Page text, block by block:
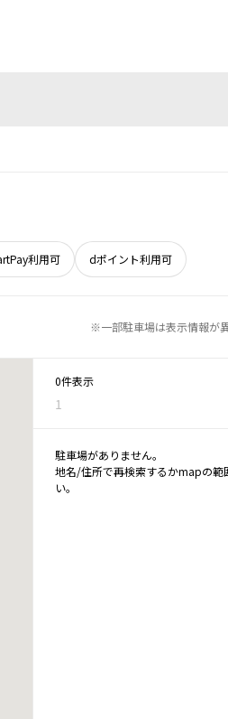
利用可 dポイント利用可
※一部駐車場は表示情報が
0件表示
1
駐車場がありません。
地名/住所で再検索するかmapの範
い。